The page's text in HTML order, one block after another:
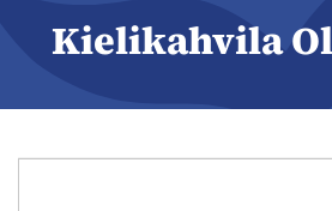
Kielikahvila